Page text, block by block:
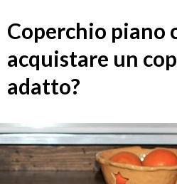
Coperchio piano
acquistare un
adatto?